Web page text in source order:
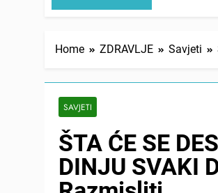
Home ZDRAVLJE Savjeti
SAVJETI
ŠTA ĆE SE
DINJU SVAKI